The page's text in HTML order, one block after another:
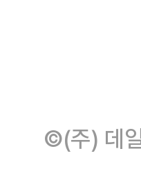
©(주) 데